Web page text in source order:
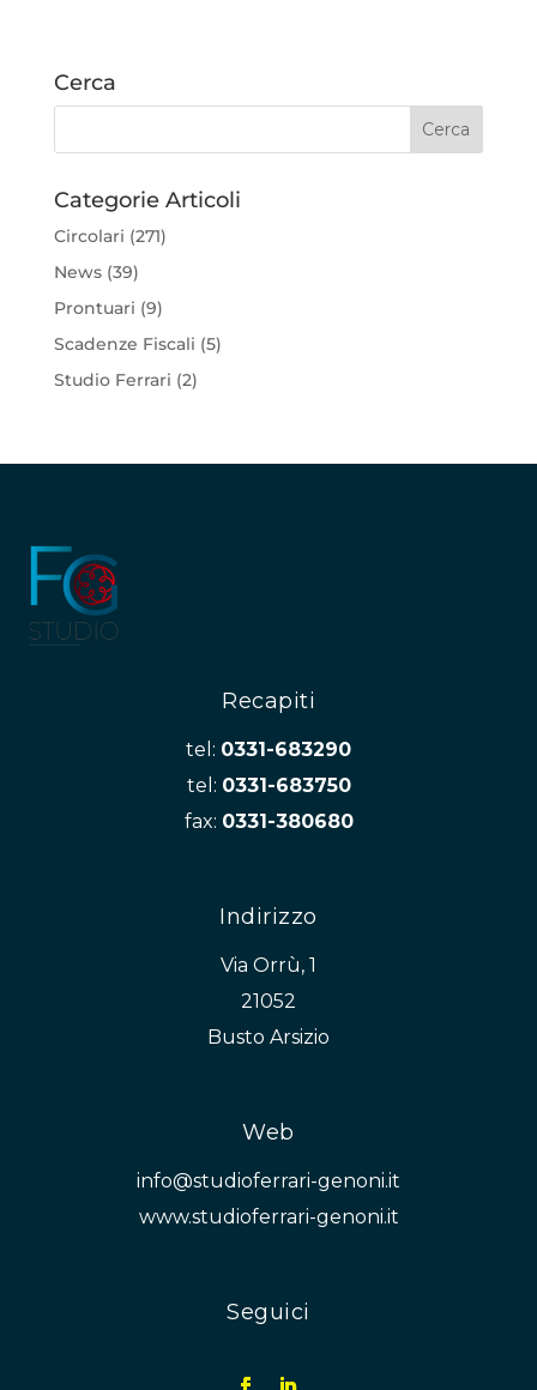
Cerca
Categorie Articoli
Circolari (271)
News(39)
Prontuari (9)
Scadenze Fiscali (5)
Studio Ferrari (2)
Recapiti
tel: 0331-683290
tel: 0331-683750
fax: 0331-380680
Indirizzo
Via Orrù, 1
21052
Busto Arsizio
Web
info@studioferrari-genoni.it
www.studioferrari-genoni.it
Seguici